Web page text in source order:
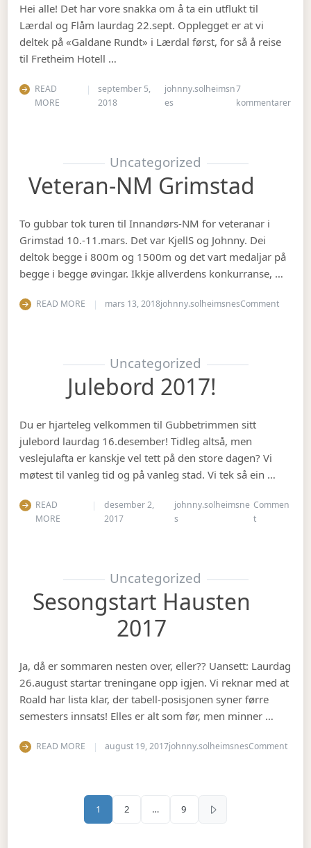
Hei alle! Det har vore snakka om å ta ein utflukt til
Lærdal og Flåm laurdag 22.sept. Opplegget er at vi
deltek på «Galdane Rundt» i Lærdal først, for så å reise
til Fretheim Hotell …
READ
MORE
september 5,
2018
johnny.solheimsn
es
7
kommentarertil
Uncategorized
Veteran-NM Grimstad
To gubbar tok turen til Innandørs-NM for veteranar i
Grimstad 10.-11.mars. Det var KjellS og Johnny. Dei
deltok begge i 800m og 1500m og det vart medaljar på
begge i begge øvingar. Ikkje allverdens konkurranse, …
READ MORE mars 13, 2018johnny.solheimsnesCommenton
Uncategorized
Julebord 2017!
Du er hjarteleg velkommen til Gubbetrimmen sitt
julebord laurdag 16.desember! Tidleg altså, men
veslejulafta er kanskje vel tett på den store dagen? Vi
møtest til vanleg tid og på vanleg stad. Vi tek så ein …
READ
MORE
desember 2,
2017
johnny.solheimsne
s
Commen
ton Julebord
Uncategorized
Sesongstart Hausten
2017
Ja, då er sommaren nesten over, eller?? Uansett: Laurdag
26.august startar treningane opp igjen. Vi reknar med at
Roald har lista klar, der tabell-posisjonen syner førre
semesters innsats! Elles er alt som før, men minner …
READ MORE august 19, 2017johnny.solheimsnesCommenton
Sidepaginering
1 2 … 9